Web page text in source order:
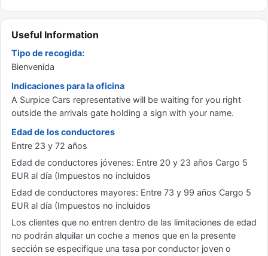
Useful Information
Tipo de recogida:
Bienvenida
Indicaciones para la oficina
A Surpice Cars representative will be waiting for you right
outside the arrivals gate holding a sign with your name.
Edad de los conductores
Entre 23 y 72 años
Edad de conductores jóvenes: Entre 20 y 23 años Cargo 5
EUR al día (Impuestos no incluidos
Edad de conductores mayores: Entre 73 y 99 años Cargo 5
EUR al día (Impuestos no incluidos
Los clientes que no entren dentro de las limitaciones de edad
no podrán alquilar un coche a menos que en la presente
sección se especifique una tasa por conductor joven o